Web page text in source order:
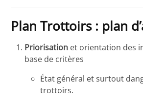
Plan Trottoirs : plan
Priorisation et orientation des
base de critères
État général et surtout
trottoirs.